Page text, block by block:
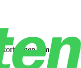
legen, um